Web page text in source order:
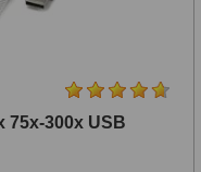
75x-300x USB